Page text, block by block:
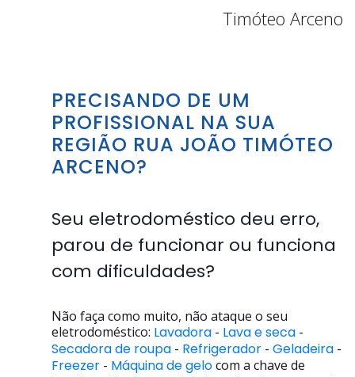
Timóteo Arceno
PRECISANDO DE UM
PROFISSIONAL NA SUA
REGIÃO RUA JOÃO TIMÓTEO
ARCENO?
Seu eletrodoméstico deu erro,
parou de funcionar ou funciona
com dificuldades?
Não faça como muito, não ataque o seu
eletrodoméstico: Lavadora - Lava e seca -
Secadora de roupa - Refrigerador - Geladeira -
Freezer - Máquina de gelocom a chave de